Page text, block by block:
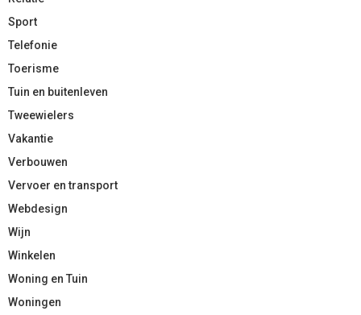
Sport
Telefonie
Toerisme
Tuin en buitenleven
Tweewielers
Vakantie
Verbouwen
Vervoer en transport
Webdesign
Wijn
Winkelen
Woning en Tuin
Woningen